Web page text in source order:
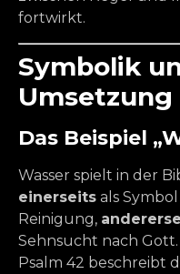
fortwirkt.
Symbolik
Umsetzung
Das Beispiel
Wasser spielt in der
einerseits als
Reinigung,
Sehnsucht nach Gott.
Psalm 42 beschreibt